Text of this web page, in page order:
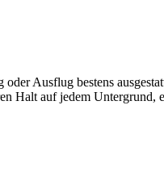
Ausflug bestens
Halt auf jedem